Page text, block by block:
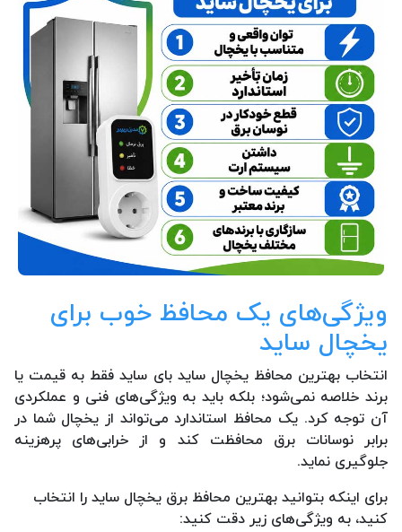
ویژگی‌های یک محافظ خوب برای
یخچال ساید
انتخاب بهترین محافظ یخچال ساید بای ساید فقط به قیمت یا
برند خلاصه نمی‌شود؛ بلکه باید به ویژگی‌های فنی و عملکردی
آن توجه کرد. یک محافظ استاندارد می‌تواند از یخچال شما در
برابر نوسانات برق محافظت کند و از خرابی‌های پرهزینه
جلوگیری نماید.
برای اینکه بتوانید بهترین محافظ برق یخچال ساید را انتخاب
کنید، به ویژگی‌های زیر دقت کنید: